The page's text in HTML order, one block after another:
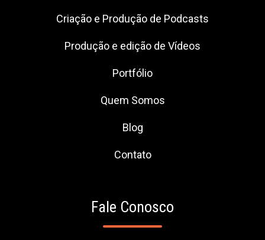
Criação e Produção de Podcasts
Produção e edição de Vídeos
Portfólio
Quem Somos
Blog
Contato
Fale Conosco